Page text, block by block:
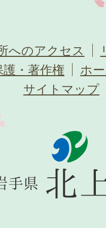
へのアクセス
・著作権
ホ
サイトマップ